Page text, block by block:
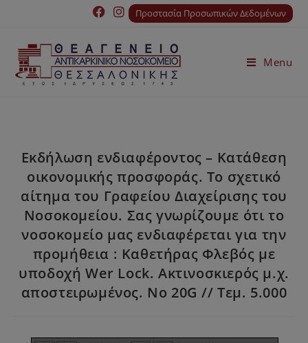
Προστασία Προσωπικών Δεδομένων
Menu
Εκδήλωση ενδιαφέροντος – Κατάθεση
οικονομικής προσφοράς. Το σχετικό
αίτημα του Γραφείου Διαχείρισης του
Νοσοκομείου. Σας γνωρίζουμε ότι το
νοσοκομείο μας ενδιαφέρεται για την
προμήθεια : Καθετήρας Φλεβός με
υποδοχή Wer Lock. Ακτινοσκιερός μ.χ.
αποστειρωμένος. No 20G // Τεμ. 5.000